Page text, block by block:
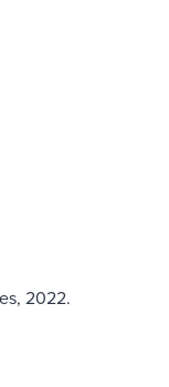
2022.